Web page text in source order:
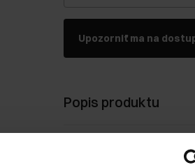
Upozorniť ma na
Popis produktu